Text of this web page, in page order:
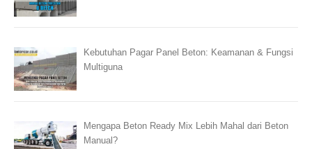
Kebutuhan Pagar Panel Beton: Keamanan & Fungsi
Multiguna
Mengapa Beton Ready Mix Lebih Mahal dari Beton
Manual?